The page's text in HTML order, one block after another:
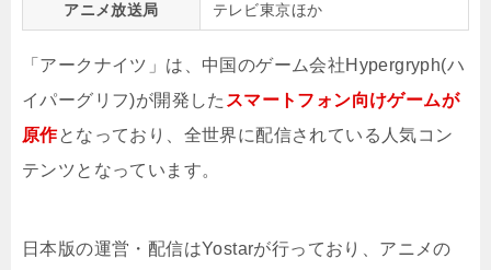
アニメ放送局 テレビ東京ほか
「アークナイツ」は、中国のゲーム会社Hypergryph(ハ
イパーグリフ)が開発した スマートフォン向けゲームが
原作となっており、全世界に配信されている人気コン
テンツとなっています。
日本版の運営・配信はYostarが行っており、アニメの